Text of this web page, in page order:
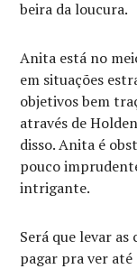
beira da loucura.
Anita está no
em situações
objetivos bem
através de
disso. Anita é
pouco
intrigante.
Será que levar as
pagar pra ver